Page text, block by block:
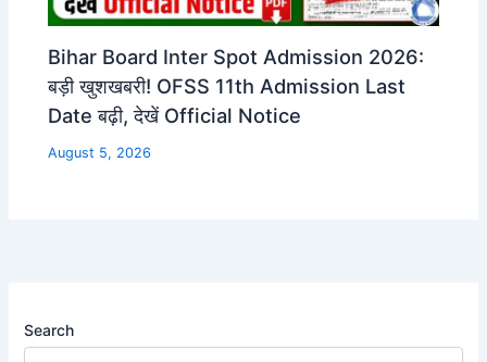
Bihar Board Inter Spot Admission 2026:
बड़ी खुशखबरी! OFSS 11th Admission Last
Date बढ़ी, देखें Official Notice
August 5, 2026
Search